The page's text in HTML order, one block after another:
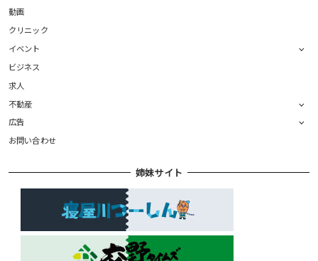
動画
クリニック
イベント
ビジネス
求人
不動産
広告
お問い合わせ
姉妹サイト